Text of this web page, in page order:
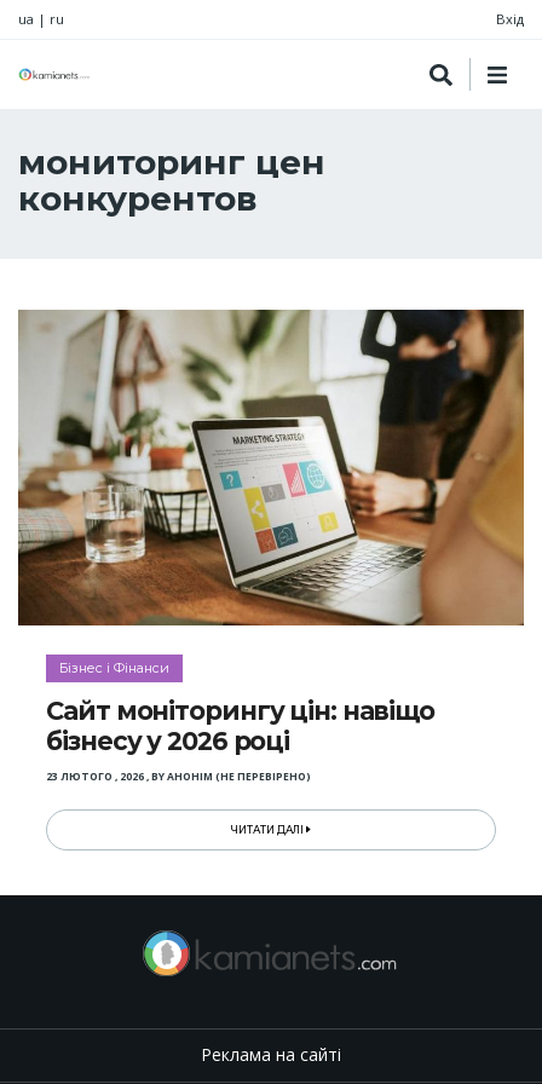
ua | ru Вхід
мониторинг цен
конкурентов
Бізнес і Фінанси
Сайт моніторингу цін: навіщо
бізнесу у 2026 році
23 ЛЮТОГО , 2026,BYАНОНІМ (НЕ ПЕРЕВІРЕНО)
ЧИТАТИ ДАЛІ
Реклама на сайті